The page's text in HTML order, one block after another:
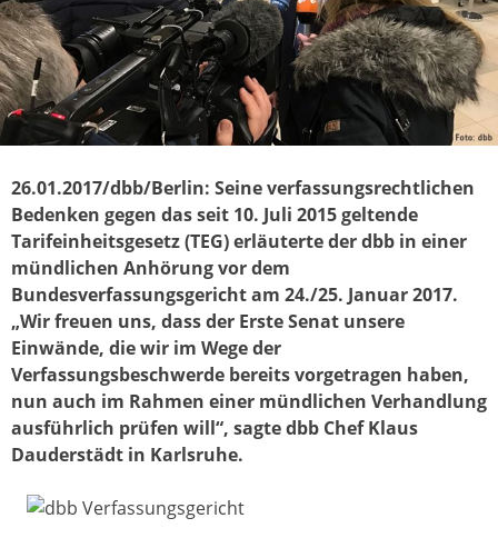
26.01.2017/dbb/Berlin: Seine verfassungsrechtlichen
Bedenken gegen das seit 10. Juli 2015 geltende
Tarifeinheitsgesetz (TEG) erläuterte der dbb in einer
mündlichen Anhörung vor dem
Bundesverfassungsgericht am 24./25. Januar 2017.
„Wir freuen uns, dass der Erste Senat unsere
Einwände, die wir im Wege der
Verfassungsbeschwerde bereits vorgetragen haben,
nun auch im Rahmen einer mündlichen Verhandlung
ausführlich prüfen will“, sagte dbb Chef Klaus
Dauderstädt in Karlsruhe.